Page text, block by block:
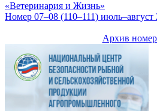
«Ветеринария и Жизнь»
Номер 07–08 (110–111) июль–август
Архив